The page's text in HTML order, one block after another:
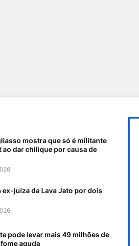
mostra que só é militante
ao dar chilique por causa de
ex-juíza da Lava Jato por dois
pode levar mais 49 milhões de
aguda